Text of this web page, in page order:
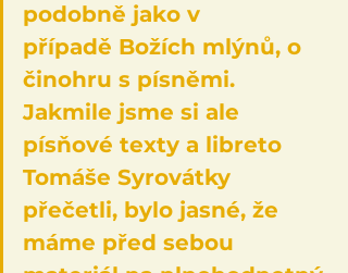
podobně jako v
případě Božích mlýnů, o
činohru s písněmi.
Jakmile jsme si ale
písňové texty a libreto
Tomáše Syrovátky
přečetli, bylo jasné, že
máme před sebou